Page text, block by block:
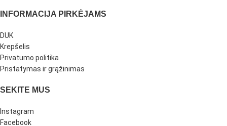
INFORMACIJA PIRKĖJAMS
DUK
Krepšelis
Privatumo politika
Pristatymas ir grąžinimas
SEKITE MUS
Instagram
Facebook